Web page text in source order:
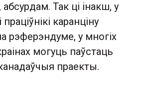
Так ці інакш, у
каранціну
рэферэндуме, у многіх
могуць паўстаць
праекты.